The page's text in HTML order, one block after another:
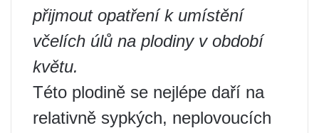
přijmout opatření k umístění
včelích úlů na plodiny v období
květu.
Této plodině se nejlépe daří na
relativně sypkých, neplovoucích